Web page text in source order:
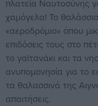
πλατεία Ναυτοσύνης
χαμόγελα! Το
«αεροδρόμιο» όπου
επιδόσεις τους στο
το γαϊτανάκι και τα
ανυπομονησία για το
τα θαλασσινά της
απαιτήσεις.